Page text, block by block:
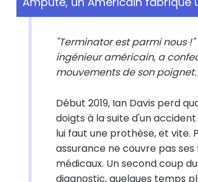
"Terminator est parmi nous
ingénieur américain, a
mouvements de son poignet.
Début 2019, Ian Davis perd
doigts à la suite d'un
lui faut une prothèse, et vite.
assurance ne couvre pas ses
médicaux. Un second coup
diagnostic, quelques temps